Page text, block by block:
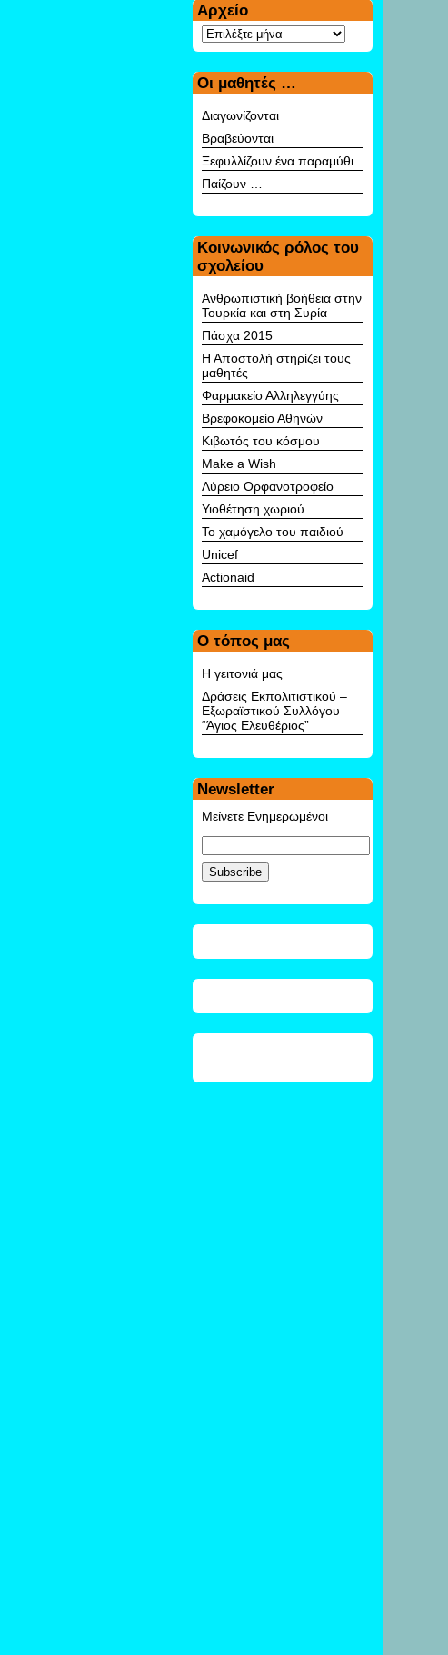
Αρχείο
Αρχείο
Οι μαθητές …
Διαγωνίζονται
Βραβεύονται
Ξεφυλλίζουν ένα παραμύθι
Παίζουν …
Κοινωνικός ρόλος του
σχολείου
Ανθρωπιστική βοήθεια στην
Τουρκία και στη Συρία
Πάσχα 2015
Η Αποστολή στηρίζει τους
μαθητές
Φαρμακείο Αλληλεγγύης
Βρεφοκομείο Αθηνών
Κιβωτός του κόσμου
Make a Wish
Λύρειο Ορφανοτροφείο
Υιοθέτηση χωριού
Το χαμόγελο του παιδιού
Unicef
Αctionaid
Ο τόπος μας
Η γειτονιά μας
Δράσεις Εκπολιτιστικού –
Εξωραϊστικού Συλλόγου
“Άγιος Ελευθέριος”
Newsletter
Μείνετε Ενημερωμένοι